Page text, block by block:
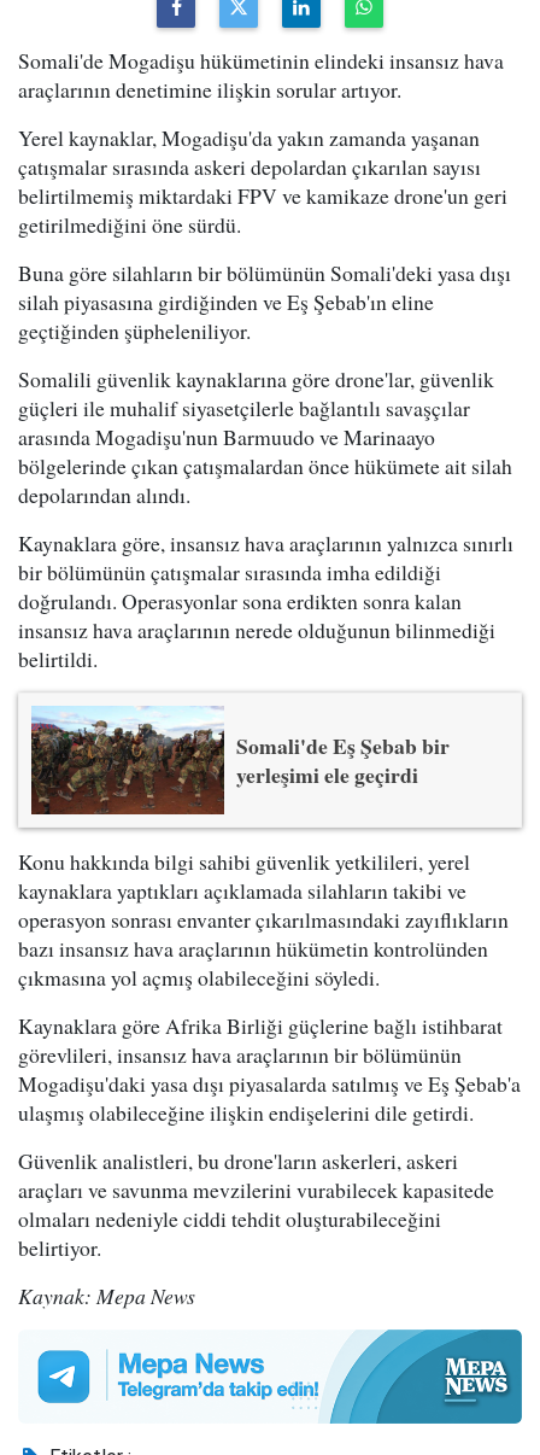
Somali'de Mogadişu hükümetinin elindeki insansız hava
araçlarının denetimine ilişkin sorular artıyor.
Yerel kaynaklar, Mogadişu'da yakın zamanda yaşanan
çatışmalar sırasında askeri depolardan çıkarılan sayısı
belirtilmemiş miktardaki FPV ve kamikaze drone'un geri
getirilmediğini öne sürdü.
Buna göre silahların bir bölümünün Somali'deki yasa dışı
silah piyasasına girdiğinden ve Eş Şebab'ın eline
geçtiğinden şüpheleniliyor.
Somalili güvenlik kaynaklarına göre drone'lar, güvenlik
güçleri ile muhalif siyasetçilerle bağlantılı savaşçılar
arasında Mogadişu'nun Barmuudo ve Marinaayo
bölgelerinde çıkan çatışmalardan önce hükümete ait silah
depolarından alındı.
Kaynaklara göre, insansız hava araçlarının yalnızca sınırlı
bir bölümünün çatışmalar sırasında imha edildiği
doğrulandı. Operasyonlar sona erdikten sonra kalan
insansız hava araçlarının nerede olduğunun bilinmediği
belirtildi.
Somali'de Eş Şebab bir
yerleşimi ele geçirdi
Konu hakkında bilgi sahibi güvenlik yetkilileri, yerel
kaynaklara yaptıkları açıklamada silahların takibi ve
operasyon sonrası envanter çıkarılmasındaki zayıflıkların
bazı insansız hava araçlarının hükümetin kontrolünden
çıkmasına yol açmış olabileceğini söyledi.
Kaynaklara göre Afrika Birliği güçlerine bağlı istihbarat
görevlileri, insansız hava araçlarının bir bölümünün
Mogadişu'daki yasa dışı piyasalarda satılmış ve Eş Şebab'a
ulaşmış olabileceğine ilişkin endişelerini dile getirdi.
Güvenlik analistleri, bu drone'ların askerleri, askeri
araçları ve savunma mevzilerini vurabilecek kapasitede
olmaları nedeniyle ciddi tehdit oluşturabileceğini
belirtiyor.
Kaynak: Mepa News